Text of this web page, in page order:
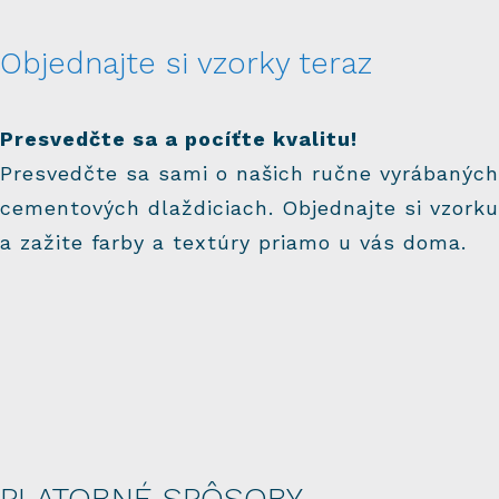
Objednajte si vzorky teraz
Presvedčte sa a pocíťte kvalitu!
Presvedčte sa sami o našich ručne vyrábaných
cementových dlaždiciach. Objednajte si vzorku
a zažite farby a textúry priamo u vás doma.